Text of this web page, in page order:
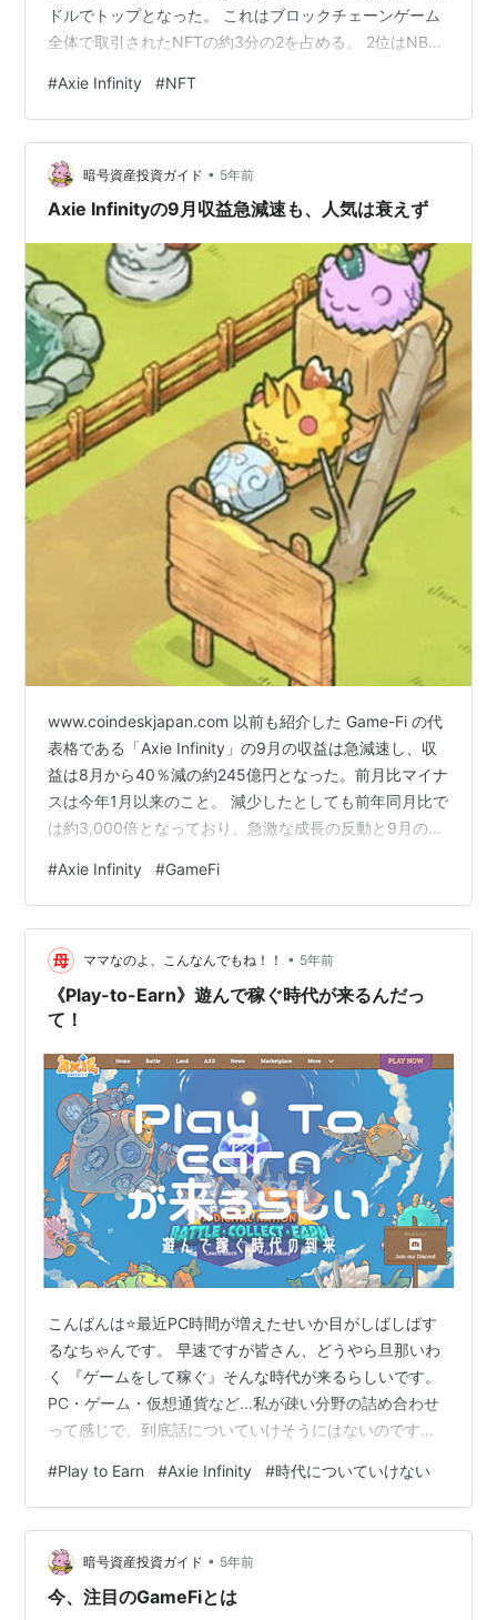
ドルでトップとなった。 これはブロックチェーンゲーム
全体で取引されたNFTの約3分の2を占める。 2位はNBA
ームのLootで2億4200万ドルなので、その存在感は圧倒
的である。 このアクシー・インフィニティは2つのトー
クンを上場している。 ガバナンストークンのAXSとゲー
ム内トークンのSLPである。 ガバナンンストークンとい
うのは、このゲーム全体のプロジェク…
#Axie Infinity #NFT
暗号資産投資ガイド • 5年前
Axie Infinityの9月収益急減速も、人気は衰えず
www.coindeskjapan.com 以前も紹介した Game-Fi の代
表格である「Axie Infinity」の9月の収益は急減速し、収
益は8月から40％減の約245億円となった。前月比マイナ
スは今年1月以来のこと。 減少したとしても前年同月比で
は約3,000倍となっており、急激な成長の反動と9月の仮
Token Terminalのデータは、過去30日の仮想通貨プラッ
トフォームの収益を表しているが、イーサリアムは約910
億円とトップでそれに次ぐのがAxie Infinityである。 NFT
人気でNFTマーケットプレイス最大手のOpen…
#Axie Infinity #GameFi
ママなのよ、こんなんでもね！！ • 5年前
《Play-to-Earn》遊んで稼ぐ時代が来るんだっ
て！
こんばんは⭐️最近PC時間が増えたせいか目がしばしばす
るなちゃんです。 早速ですが皆さん、どうやら旦那いわ
く 『ゲームをして稼ぐ』そんな時代が来るらしいです。
PC・ゲーム・仮想通貨など...私が疎い分野の詰め合わせ
って感じで、到底話についていけそうにはないのです
るので、よく話を聞いてみました。 本当に無知なので、
旦那の話しを私なりに解釈したまま話をしていきますの
で、その辺りはご了承ください💧 トップ画にも入れた、
「Play to Earn」遊んで稼ぐ。 今フィリピンの貧困層で
は大人も子供も、生活のため、生きていくために必死で
#Play to Earn #Axie Infinity #時代についていけない
暗号資産投資ガイド • 5年前
今、注目のGameFiとは